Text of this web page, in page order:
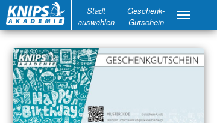
Stadt
auswählen
Geschenk-
Gutschein